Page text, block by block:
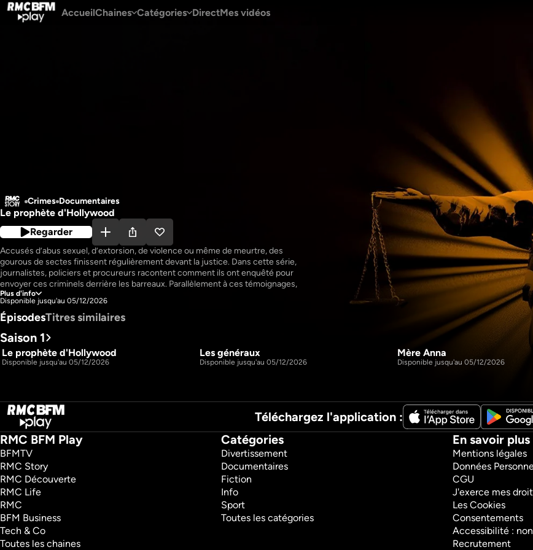
Crimes Documentaires
Le prophète d'Hollywood
Regarder
Accusés d’abus sexuel, d’extorsion, de violence ou même de meurtre, des
gourous de sectes finissent régulièrement devant la justice. Dans cette série,
journalistes, policiers et procureurs racontent comment ils ont enquêté pour
envoyer ces criminels derrière les barreaux. Parallèlement à ces témoignages,
d’anciens adeptes retracent leur parcours.
Plus d'info
Disponible jusqu'au 05/12/2026
ÉpisodesTitres similaires
Saison 1
S1 E1
Le prophète d'Hollywood
Disponible jusqu'au 05/12/2026 S1 E2
Les généraux
Disponible jusqu'au 05/12/2026 S1 E3
Mère Anna
Disponible jusqu'au 05/12/2026
AccueilChaines Catégories DirectMes vidéos
Téléchargez l'application :
RMC BFM Play
BFMTV
RMC Story
RMC Découverte
RMC Life
RMC
BFM Business
Tech & Co
Toutes les chaines
Catégories
Divertissement
Documentaires
Fiction
Info
Sport
Toutes les catégories
En savoir plus
Mentions légales
Données
CGU
J'exerce mes
Les Cookies
Consentements
Accessibilité :
Recrutement